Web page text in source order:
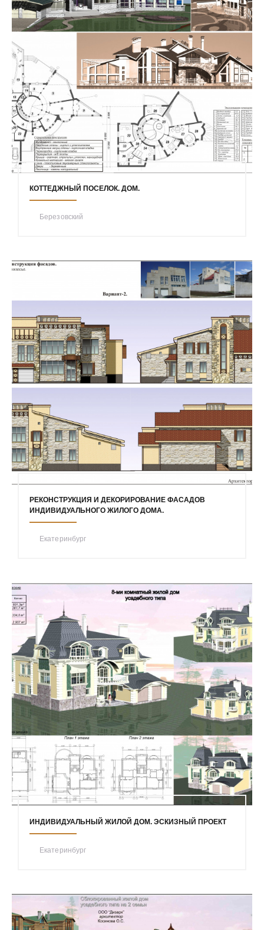
КОТТЕДЖНЫЙ ПОСЕЛОК. ДОМ.
Березовский
РЕКОНСТРУКЦИЯ И ДЕКОРИРОВАНИЕ ФАСАДОВ
ИНДИВИДУАЛЬНОГО ЖИЛОГО ДОМА.
Екатеринбург
ИНДИВИДУАЛЬНЫЙ ЖИЛОЙ ДОМ. ЭСКИЗНЫЙ ПРОЕКТ
Екатеринбург